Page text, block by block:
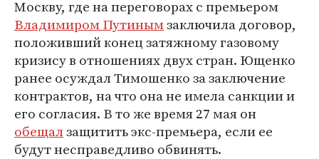
Москву, где на переговорах с премьером
Владимиром Путинымзаключила договор,
положивший конец затяжному газовому
кризису в отношениях двух стран. Ющенко
ранее осуждал Тимошенко за заключение
контрактов, на что она не имела санкции и
его согласия. В то же время 27 мая он
обещалзащитить экс-премьера, если ее
будут несправедливо обвинять.